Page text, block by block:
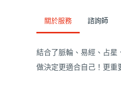
關於服務 諮詢師
結合了脈輪、易經、占星
做決定更適合自己！更重